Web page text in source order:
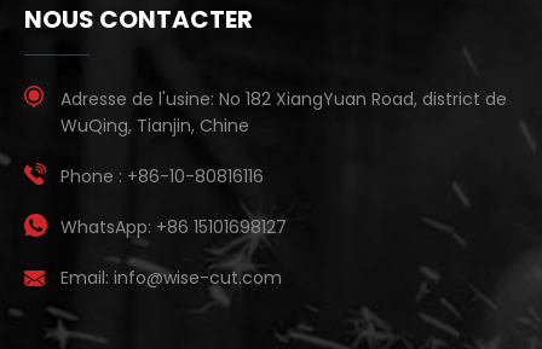
NOUS CONTACTER
Adresse de l'usine: No 182 XiangYuan Road, district de
WuQing, Tianjin, Chine
Phone : +86-10-80816116
WhatsApp: +86 15101698127
Email: info@wise-cut.com